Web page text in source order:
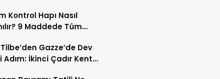
Kontrol Hapı Nasıl
9 Maddede Tüm
Tilbe’den Gazze’de Dev
Adım: İkinci Çadır Kent